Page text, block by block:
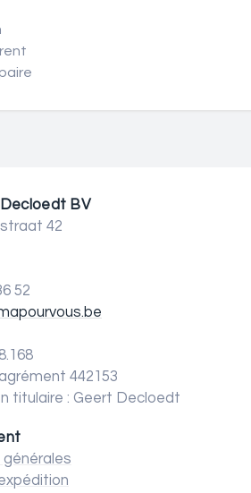
BV
42
52
442153
titulaire : Geert Decloedt